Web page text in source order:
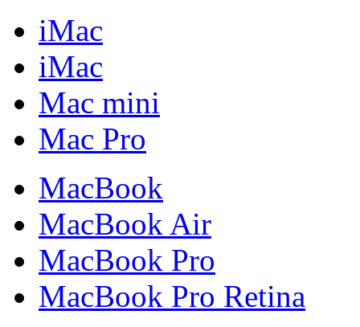
iMac
iMac
Mac mini
Mac Pro
MacBook
MacBook Air
MacBook Pro
MacBook Pro Retina